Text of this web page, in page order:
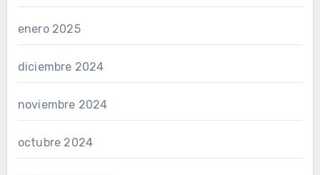
enero 2025
diciembre 2024
noviembre 2024
octubre 2024